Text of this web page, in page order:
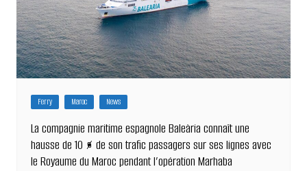
Ferry Maroc News
La compagnie maritime espagnole Baleària connaît une
hausse de 10 % de son trafic passagers sur ses lignes avec
le Royaume du Maroc pendant l’opération Marhaba